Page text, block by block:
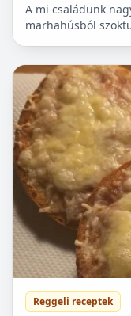
A mi családunk
marhahúsból
Reggeli receptek